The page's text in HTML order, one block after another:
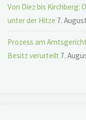
Von Diez bis Kirchberg:
unter der Hitze 7.
Prozess am
Besitz verurteilt 7.